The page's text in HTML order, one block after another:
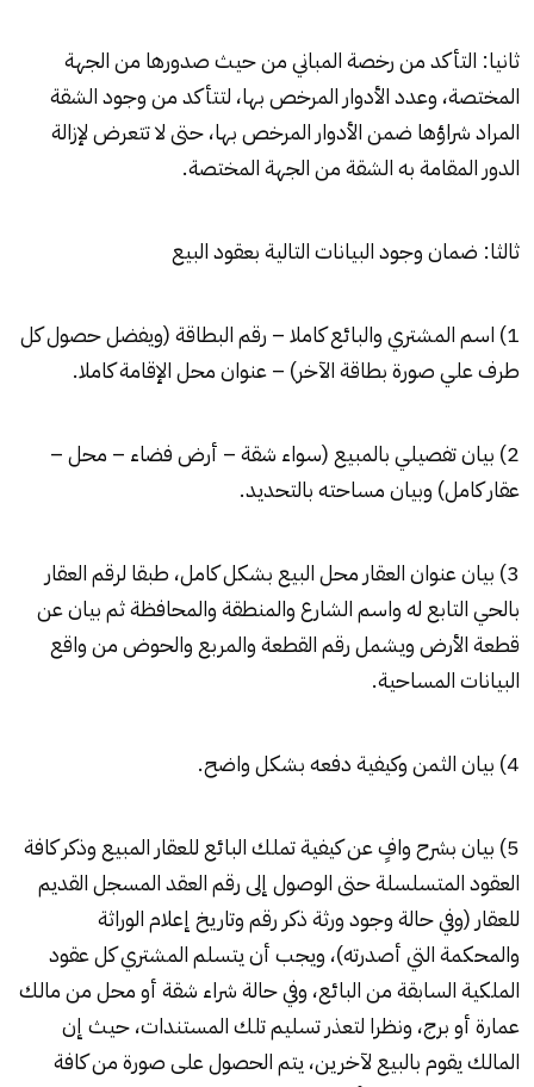
ثانيا: التأكد من رخصة المباني من حيث صدورها من الجهة
المختصة، وعدد الأدوار المرخص بها، لتتأكد من وجود الشقة
المراد شراؤها ضمن الأدوار المرخص بها، حتى لا تتعرض لإزالة
الدور المقامة به الشقة من الجهة المختصة.
ثالثا: ضمان وجود البيانات التالية بعقود البيع
1) اسم المشتري والبائع كاملا – رقم البطاقة (ويفضل حصول كل
طرف علي صورة بطاقة الآخر) – عنوان محل الإقامة كاملا.
2) بيان تفصيلي بالمبيع (سواء شقة – أرض فضاء – محل –
عقار كامل) وبيان مساحته بالتحديد.
3) بيان عنوان العقار محل البيع بشكل كامل، طبقا لرقم العقار
بالحي التابع له واسم الشارع والمنطقة والمحافظة ثم بيان عن
قطعة الأرض ويشمل رقم القطعة والمربع والحوض من واقع
البيانات المساحية.
4) بيان الثمن وكيفية دفعه بشكل واضح.
5) بيان بشرح وافٍ عن كيفية تملك البائع للعقار المبيع وذكر كافة
العقود المتسلسلة حتى الوصول إلى رقم العقد المسجل القديم
للعقار (وفي حالة وجود ورثة ذكر رقم وتاريخ إعلام الوراثة
والمحكمة التي أصدرته)، ويجب أن يتسلم المشتري كل عقود
الملكية السابقة من البائع، وفي حالة شراء شقة أو محل من مالك
عمارة أو برج، ونظرا لتعذر تسليم تلك المستندات، حيث إن
المالك يقوم بالبيع لآخرين، يتم الحصول على صورة من كافة